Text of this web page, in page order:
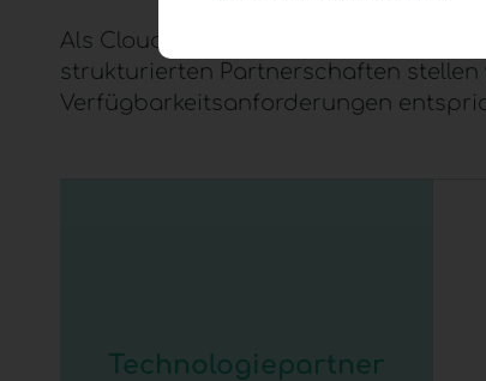
Als Cloud-Provider
strukturierten Partnerschaften
Verfügbarkeitsanforderungen
Technologiepartner